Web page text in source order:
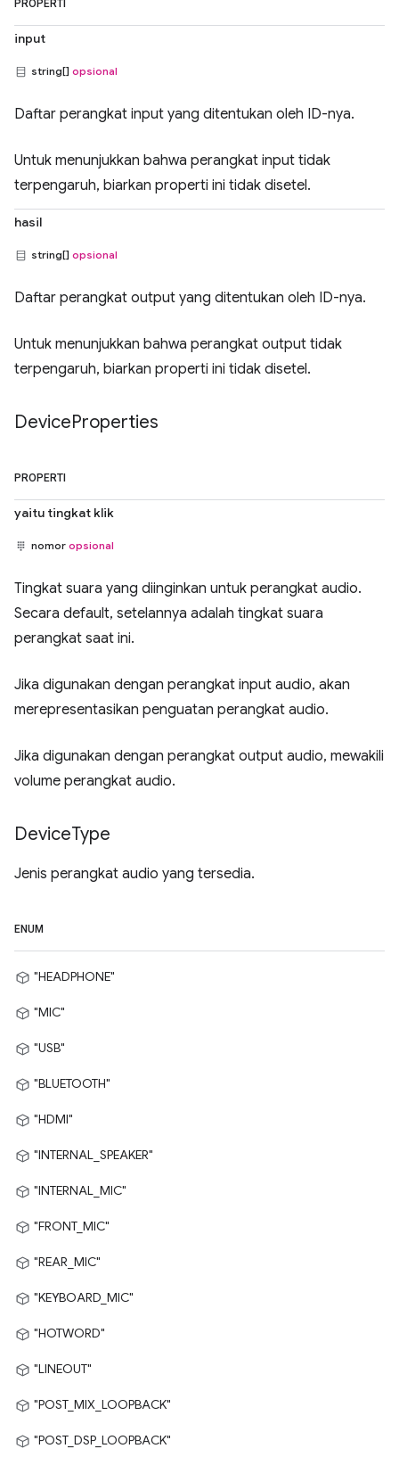
PROPERTI
input
string[] opsional
Daftar perangkat input yang ditentukan oleh ID-nya.
Untuk menunjukkan bahwa perangkat input tidak
terpengaruh, biarkan properti ini tidak disetel.
hasil
string[] opsional
Daftar perangkat output yang ditentukan oleh ID-nya.
Untuk menunjukkan bahwa perangkat output tidak
terpengaruh, biarkan properti ini tidak disetel.
DeviceProperties
PROPERTI
yaitu tingkat klik
nomor opsional
Tingkat suara yang diinginkan untuk perangkat audio.
Secara default, setelannya adalah tingkat suara
perangkat saat ini.
Jika digunakan dengan perangkat input audio, akan
merepresentasikan penguatan perangkat audio.
Jika digunakan dengan perangkat output audio, mewakili
volume perangkat audio.
DeviceType
Jenis perangkat audio yang tersedia.
ENUM
"HEADPHONE"
"MIC"
"USB"
"BLUETOOTH"
"HDMI"
"INTERNAL_SPEAKER"
"INTERNAL_MIC"
"FRONT_MIC"
"REAR_MIC"
"KEYBOARD_MIC"
"HOTWORD"
"LINEOUT"
"POST_MIX_LOOPBACK"
"POST_DSP_LOOPBACK"